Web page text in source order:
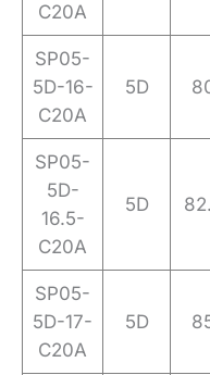
C20A
SP05-
5D-16-
C20A
5D
SP05-
5D-
16.5-
C20A
5D
SP05-
5D-17-
C20A
5D